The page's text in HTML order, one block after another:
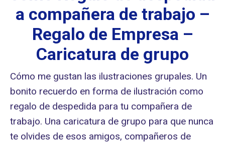
a compañera de trabajo –
Regalo de Empresa –
Caricatura de grupo
Cómo me gustan las ilustraciones grupales. Un
bonito recuerdo en forma de ilustración como
regalo de despedida para tu compañera de
trabajo. Una caricatura de grupo para que nunca
te olvides de esos amigos, compañeros de